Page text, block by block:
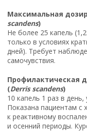
Максимальная
scandens)
Не более 25 капель
только в условиях
дней). Требует
самочувствия.
Профилактическая
(Derris scandens)
10 капель 1 раз в
Показана пациентам с
к реактивному
и осенний периоды.